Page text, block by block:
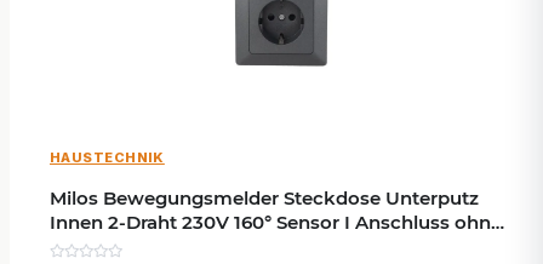
HAUSTECHNIK
Milos Bewegungsmelder Steckdose Unterputz
Innen 2-Draht 230V 160° Sensor I Anschluss ohne
Nullleiter I Anthrazit